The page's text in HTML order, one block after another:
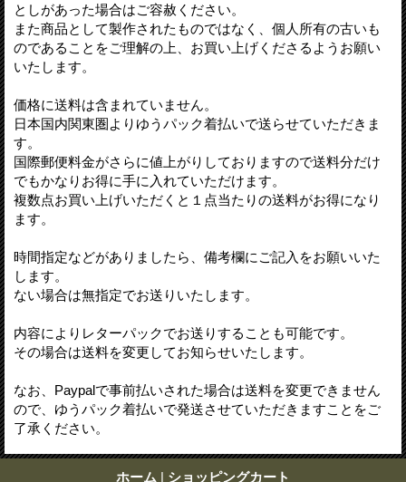
としがあった場合はご容赦ください。
また商品として製作されたものではなく、個人所有の古いも
のであることをご理解の上、お買い上げくださるようお願い
いたします。
価格に送料は含まれていません。
日本国内関東圏よりゆうパック着払いで送らせていただきま
す。
国際郵便料金がさらに値上がりしておりますので送料分だけ
でもかなりお得に手に入れていただけます。
複数点お買い上げいただくと１点当たりの送料がお得になり
ます。
時間指定などがありましたら、備考欄にご記入をお願いいた
します。
ない場合は無指定でお送りいたします。
内容によりレターパックでお送りすることも可能です。
その場合は送料を変更してお知らせいたします。
なお、Paypalで事前払いされた場合は送料を変更できません
ので、ゆうパック着払いで発送させていただきますことをご
了承ください。
ホーム | ショッピングカート